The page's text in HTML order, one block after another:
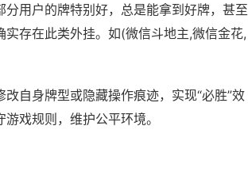
用户的牌特别好，总是能拿到好牌，甚至
存在此类外挂。如(微信斗地主,微信金花,
自身牌型或隐藏操作痕迹，实现“必胜”效
戏规则，维护公平环境。